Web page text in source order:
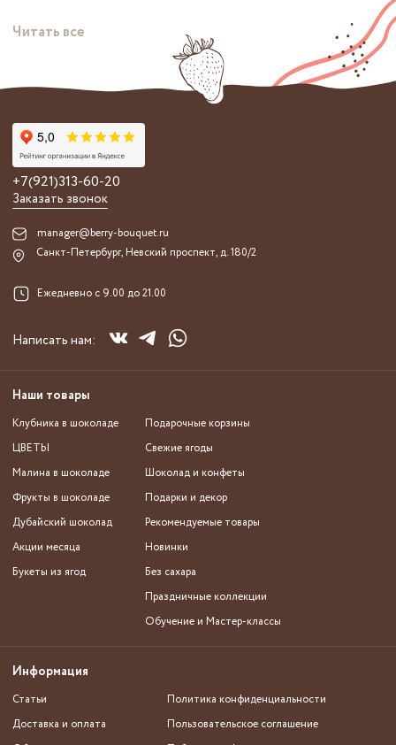
Читать все
+7(921)313-60-20
Заказать звонок
manager@berry-bouquet.ru
Санкт-Петербург, Невский проспект, д. 180/2
Ежедневно с 9.00 до 21.00
Написать нам:
Наши товары
Клубника в шоколаде
ЦВЕТЫ
Малина в шоколаде
Фрукты в шоколаде
Дубайский шоколад
Акции месяца
Букеты из ягод
Подарочные корзины
Свежие ягоды
Шоколад и конфеты
Подарки и декор
Рекомендуемые товары
Новинки
Без сахара
Праздничные коллекции
Обучение и Мастер-классы
Информация
Статьи
Доставка и оплата
Политика конфиденциальности
Пользовательское соглашение